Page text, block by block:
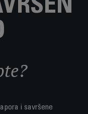
i savršene